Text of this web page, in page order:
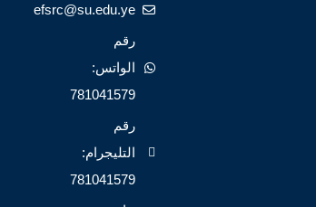
efsrc@su.edu.ye
رقم
الواتس:
781041579
رقم
التليجرام:
781041579